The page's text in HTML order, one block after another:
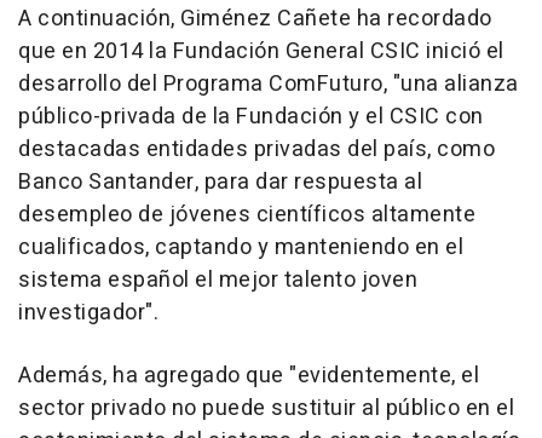
A continuación, Giménez Cañete ha recordado
que en 2014 la Fundación General CSIC inició el
desarrollo del Programa ComFuturo, "una alianza
público-privada de la Fundación y el CSIC con
destacadas entidades privadas del país, como
Banco Santander, para dar respuesta al
desempleo de jóvenes científicos altamente
cualificados, captando y manteniendo en el
sistema español el mejor talento joven
investigador".
Además, ha agregado que "evidentemente, el
sector privado no puede sustituir al público en el